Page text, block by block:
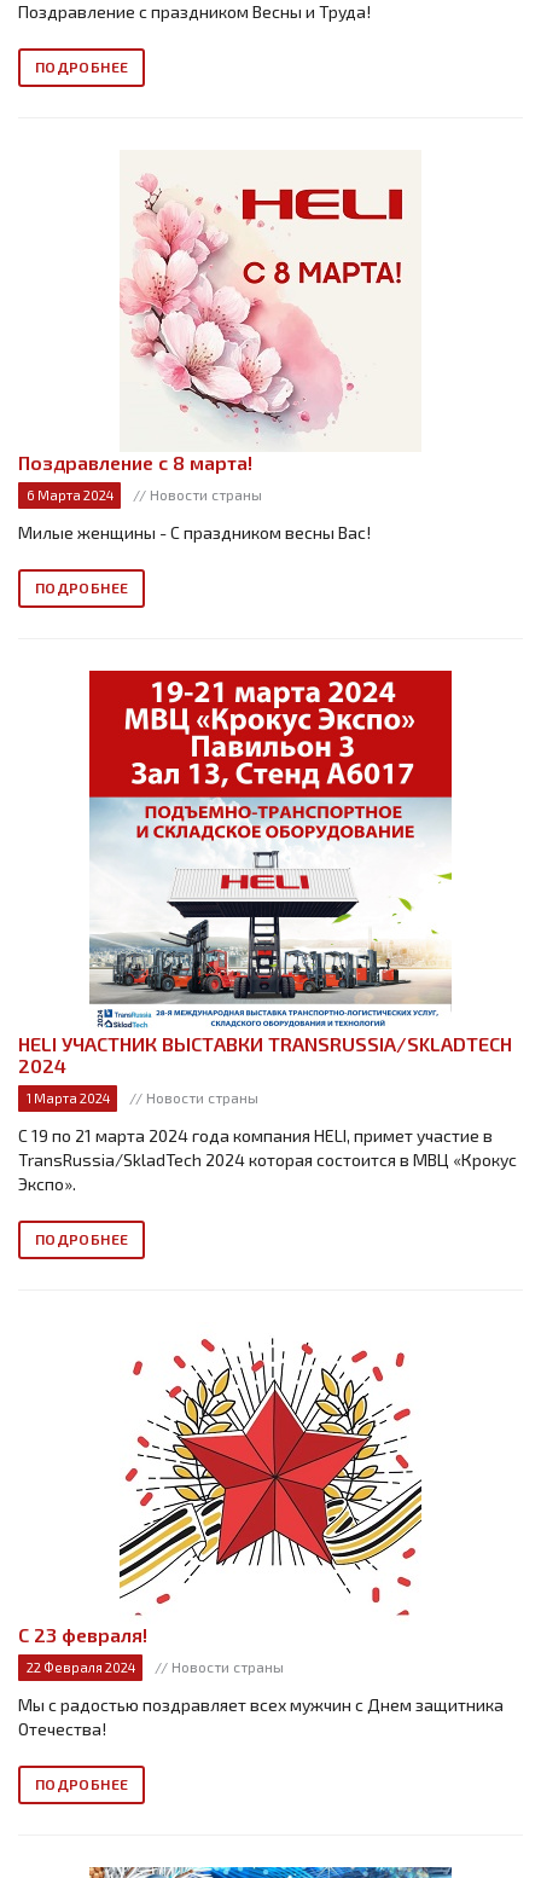
Поздравление с праздником Весны и Труда!
ПОДРОБНЕЕ
Поздравление с 8 марта!
6 Марта 2024 // Новости страны
Милые женщины - С праздником весны Вас!
ПОДРОБНЕЕ
HELI УЧАСТНИК ВЫСТАВКИ TRANSRUSSIA/SKLADTECH
2024
1 Марта 2024 // Новости страны
С 19 по 21 марта 2024 года компания HELI, примет участие в
TransRussia/SkladTech 2024 которая состоится в МВЦ «Крокус
Экспо».
ПОДРОБНЕЕ
С 23 февраля!
22 Февраля 2024 // Новости страны
Мы с радостью поздравляет всех мужчин с Днем защитника
Отечества!
ПОДРОБНЕЕ